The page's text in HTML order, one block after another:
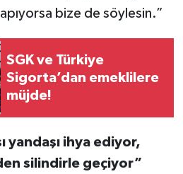
bize de söylesin.”
SGK ve Türkiye
Sigorta’dan emeklilere
müjde!
yandaşı ihya ediyor,
silindirle geçiyor”